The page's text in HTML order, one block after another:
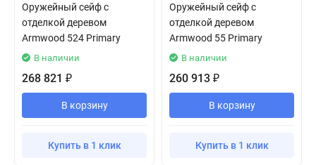
Оружейный сейф с
отделкой деревом
Armwood 524 Primary
В наличии
268 821 ₽
В корзину
Купить в 1 клик
Оружейный сейф с
отделкой деревом
Armwood 55 Primary
В наличии
260 913 ₽
В корзину
Купить в 1 клик